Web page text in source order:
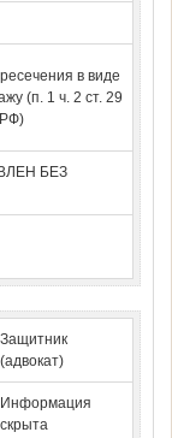
в виде
(п. 1 ч. 2 ст. 29
БЕЗ
Защитник
(адвокат)
Информация
скрыта